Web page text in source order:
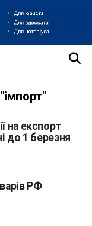
на експорт
до 1 березня
РФ